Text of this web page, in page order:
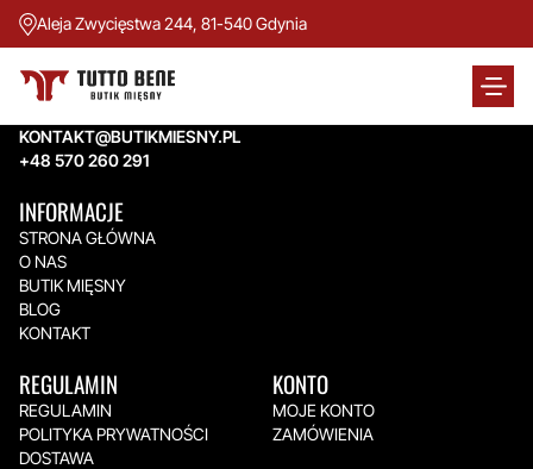
Aleja Zwycięstwa 244, 81-540 Gdynia
TUTTO BENE BUTIK MIĘSNY
Aleja Zwycięstwa 244,
KONTAKT@BUTIKMIESNY.PL
+48 570 260 291
INFORMACJE
STRONA GŁÓWNA
O NAS
BUTIK MIĘSNY
BLOG
KONTAKT
REGULAMIN
REGULAMIN
POLITYKA PRYWATNOŚCI
DOSTAWA
KONTO
MOJE KONTO
ZAMÓWIENIA